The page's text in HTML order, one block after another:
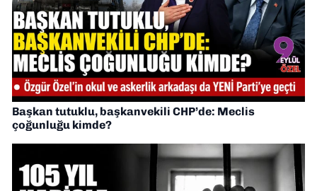
Başkan tutuklu, başkanvekili CHP’de: Meclis
çoğunluğu kimde?